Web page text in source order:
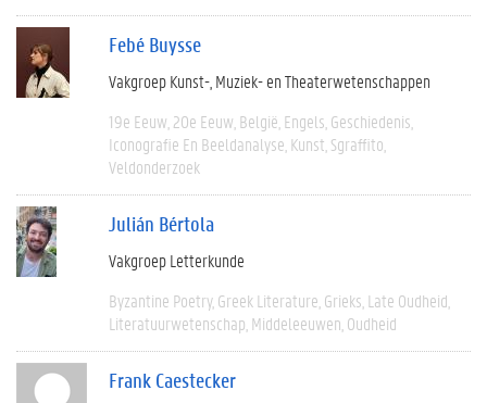
Febé Buysse
Vakgroep Kunst-, Muziek- en Theaterwetenschappen
19e Eeuw 20e Eeuw België Engels Geschiedenis
Iconografie En Beeldanalyse Kunst Sgraffito
Veldonderzoek
Julián Bértola
Vakgroep Letterkunde
Byzantine Poetry Greek Literature Grieks Late Oudheid
Literatuurwetenschap Middeleeuwen Oudheid
Frank Caestecker